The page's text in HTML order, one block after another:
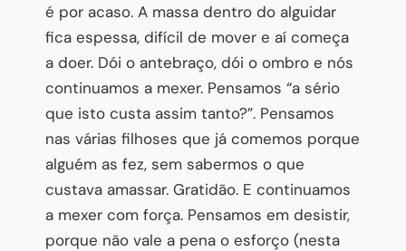
é por acaso. A massa dentro do alguidar
fica espessa, difícil de mover e aí começa
a doer. Dói o antebraço, dói o ombro e nós
continuamos a mexer. Pensamos “a sério
que isto custa assim tanto?”. Pensamos
nas várias filhoses que já comemos porque
alguém as fez, sem sabermos o que
custava amassar. Gratidão. E continuamos
a mexer com força. Pensamos em desistir,
porque não vale a pena o esforço (nesta